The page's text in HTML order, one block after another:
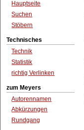
Hauptseite
Suchen
Stöbern
Technisches
Technik
Statistik
richtig Verlinken
zum Meyers
Autorennamen
Abkürzungen
Rundgang